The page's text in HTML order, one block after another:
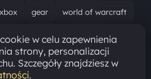
xbox gear world of warcraft
ubisoft bungie recenzja
aktualizacja pc
w celu zapewnienia
strony, personalizacji
Szczegóły znajdziesz w
.